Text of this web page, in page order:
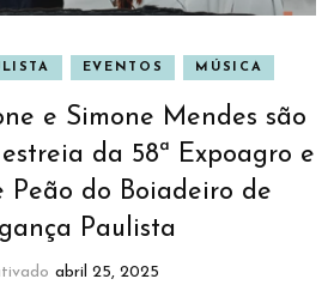
EVENTOS MÚSICA
e Simone Mendes são
da 58ª Expoagro e
Peão do Boiadeiro de
Paulista
abril 25, 2025